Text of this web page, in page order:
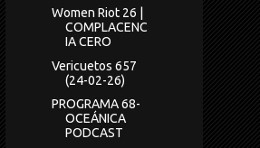
Women Riot 26 |
COMPLACENC
IA CERO
Vericuetos 657
(24-02-26)
PROGRAMA 68-
OCEÁNICA
PODCAST